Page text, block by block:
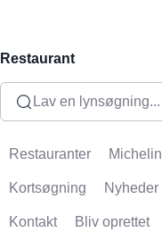
Restaurant
Lav en lynsøgning...
Restauranter Michelin
Kortsøgning Nyheder
Kontakt Bliv oprettet